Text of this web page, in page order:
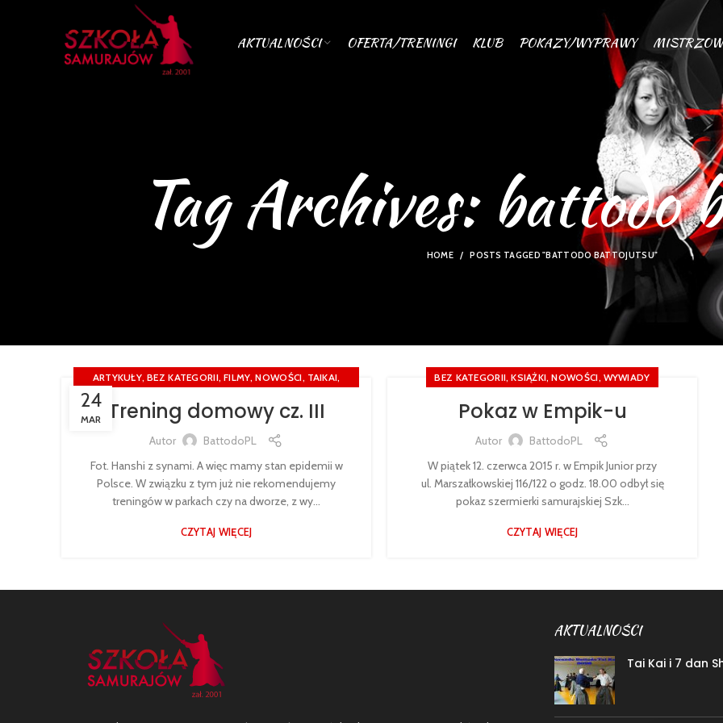
AKTUALNOŚCI OFERTA/TRENINGI KLUB POKAZY/WYPRAWY
Tag Archives: battodo
HOME POSTS TAGGED "BATTODO BATTOJUTSU"
24
MAR
ARTYKUŁY,BEZ KATEGORII, FILMY,NOWOŚCI, TAIKAI,
Trening domowy cz. III
Autor
BattodoPL
Fot. Hanshi z synami. A więc mamy stan epidemii w
Polsce. W związku z tym już nie rekomendujemy
treningów w parkach czy na dworze, z wy...
CZYTAJ WIĘCEJ
BEZ KATEGORII,KSIĄŻKI,NOWOŚCI, WYWIADY
Pokaz w Empik-u
Autor
BattodoPL
W piątek 12. czerwca 2015 r. w Empik Junior przy
ul. Marszałkowskiej 116/122 o godz. 18.00 odbył się
pokaz szermierki samurajskiej Szk...
CZYTAJ WIĘCEJ
AKTUALNOŚCI
Tai Kai i 7 dan